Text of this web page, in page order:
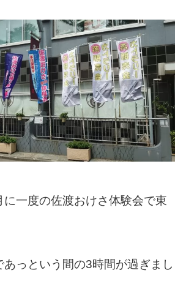
に一度の佐渡おけさ体験会で東
っという間の3時間が過ぎまし